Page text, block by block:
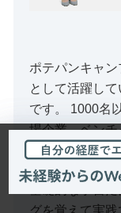
ポテパンキャ
として活躍し
です。 1000名
場企業、ベン
躍しています。
基礎的な学習
グを覚えて実